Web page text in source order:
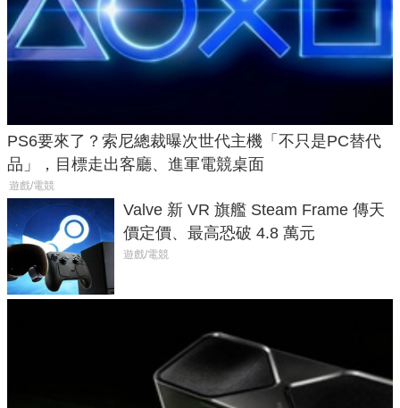
PS6要來了？索尼總裁曝次世代主機「不只是PC替代
品」，目標走出客廳、進軍電競桌面
遊戲/電競
Valve 新 VR 旗艦 Steam Frame 傳天
價定價、最高恐破 4.8 萬元
遊戲/電競